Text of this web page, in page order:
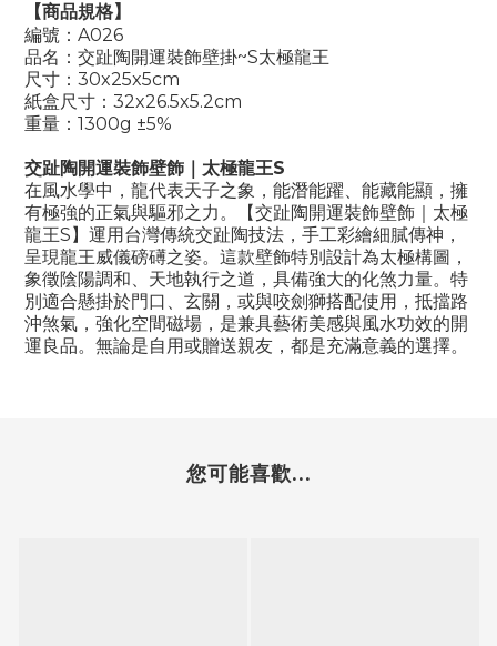
【商品規格】
編號：A026
品名：交趾陶開運裝飾壁掛~S太極龍王
尺寸：30x25x5cm
紙盒尺寸：32x26.5x5.2cm
重量：1300g ±5%
交趾陶開運裝飾壁飾｜太極龍王S
在風水學中，龍代表天子之象，能潛能躍、能藏能顯，擁
有極強的正氣與驅邪之力。【交趾陶開運裝飾壁飾｜太極
龍王S】運用台灣傳統交趾陶技法，手工彩繪細膩傳神，
呈現龍王威儀磅礡之姿。這款壁飾特別設計為太極構圖，
象徵陰陽調和、天地執行之道，具備強大的化煞力量。特
別適合懸掛於門口、玄關，或與咬劍獅搭配使用，抵擋路
沖煞氣，強化空間磁場，是兼具藝術美感與風水功效的開
運良品。無論是自用或贈送親友，都是充滿意義的選擇。
您可能喜歡...